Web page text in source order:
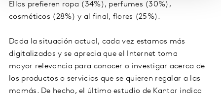
Ellas prefieren ropa (34%), perfumes (30%),
cosméticos (28%) y al final, flores (25%).
Dada la situación actual, cada vez estamos más
digitalizados y se aprecia que el Internet toma
mayor relevancia para conocer o investigar acerca de
los productos o servicios que se quieren regalar a las
mamás. De hecho, el último estudio de Kantar indica